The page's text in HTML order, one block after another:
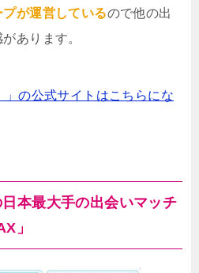
が運営しているので他の出
あります。
」の公式サイトはこちらにな
本最大手の出会いマッチ
」